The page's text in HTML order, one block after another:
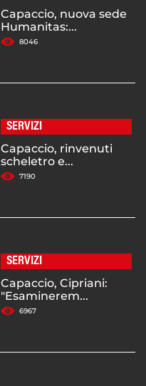
Capaccio, nuova sede
Humanitas:...
8046
SERVIZI
Capaccio, rinvenuti
scheletro e...
7190
SERVIZI
Capaccio, Cipriani:
"Esaminerem...
6967